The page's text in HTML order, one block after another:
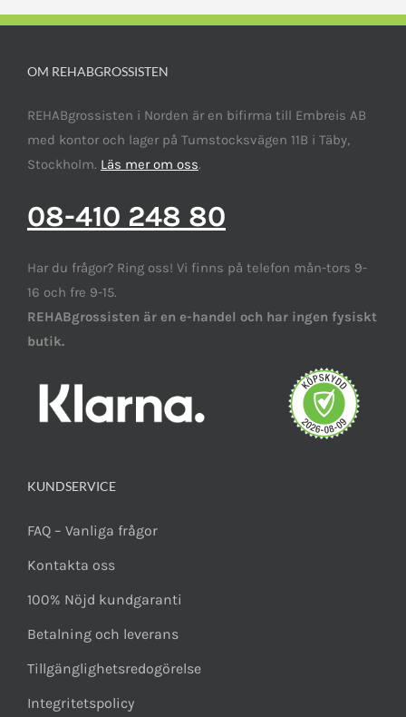
OM REHABGROSSISTEN
REHABgrossisten i Norden är en bifirma till Embreis AB
med kontor och lager på Tumstocksvägen 11B i Täby,
Stockholm. Läs mer om oss.
08-410 248 80
Har du frågor? Ring oss! Vi finns på telefon mån-tors 9-
16 och fre 9-15.
REHABgrossisten är en e-handel och har ingen fysiskt
butik.
KUNDSERVICE
FAQ – Vanliga frågor
Kontakta oss
100% Nöjd kundgaranti
Betalning och leverans
Tillgänglighetsredogörelse
Integritetspolicy